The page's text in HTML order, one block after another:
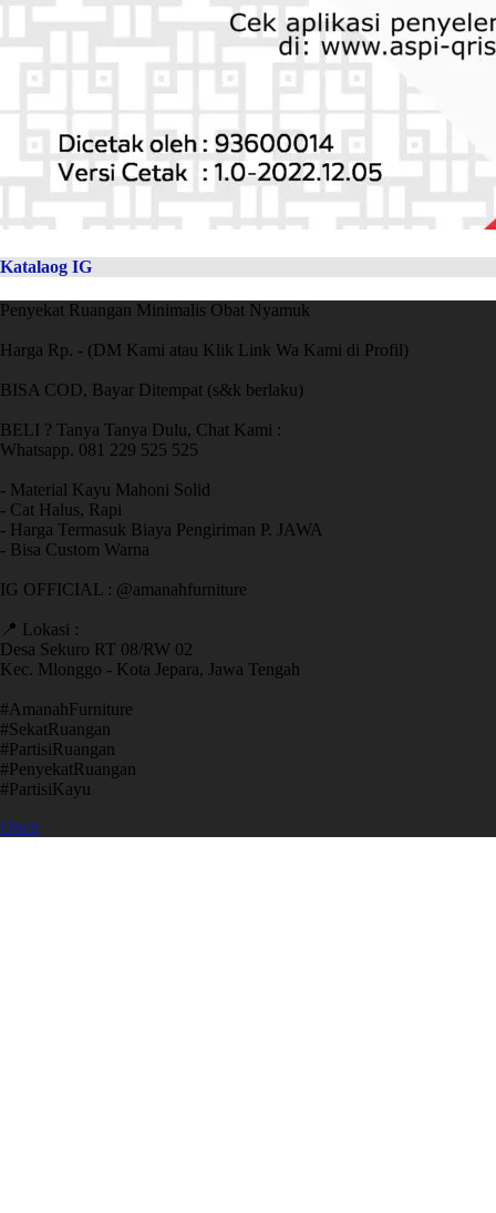
Katalaog IG
Penyekat Ruangan Minimalis Obat Nyamuk
Harga Rp. - (DM Kami atau Klik Link Wa Kami di Profil)
BISA COD, Bayar Ditempat (s&k berlaku)
BELI ? Tanya Tanya Dulu, Chat Kami :
Whatsapp. 081 229 525 525
- Material Kayu Mahoni Solid
- Cat Halus, Rapi
- Harga Termasuk Biaya Pengiriman P. JAWA
- Bisa Custom Warna
IG OFFICIAL : @amanahfurniture
📍 Lokasi :
Desa Sekuro RT 08/RW 02
Kec. Mlonggo - Kota Jepara, Jawa Tengah
​#AmanahFurniture
​#SekatRuangan
​#PartisiRuangan
​#PenyekatRuangan
​#PartisiKayu
Open